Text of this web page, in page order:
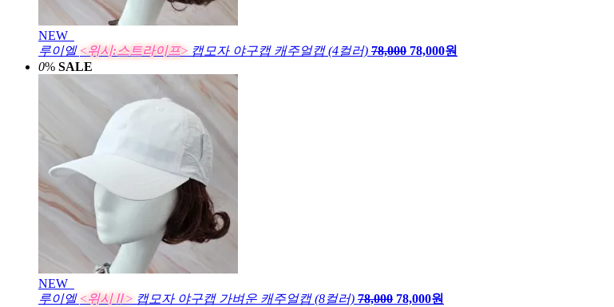
NEW
루이엘 <위시:스트라이프> 캡모자 야구캡 캐주얼캡 (4컬러) 78,000 78,000원
0% SALE
NEW
루이엘 <위시Ⅱ> 캡모자 야구캡 가벼운 캐주얼캡 (8컬러) 78,000 78,000원